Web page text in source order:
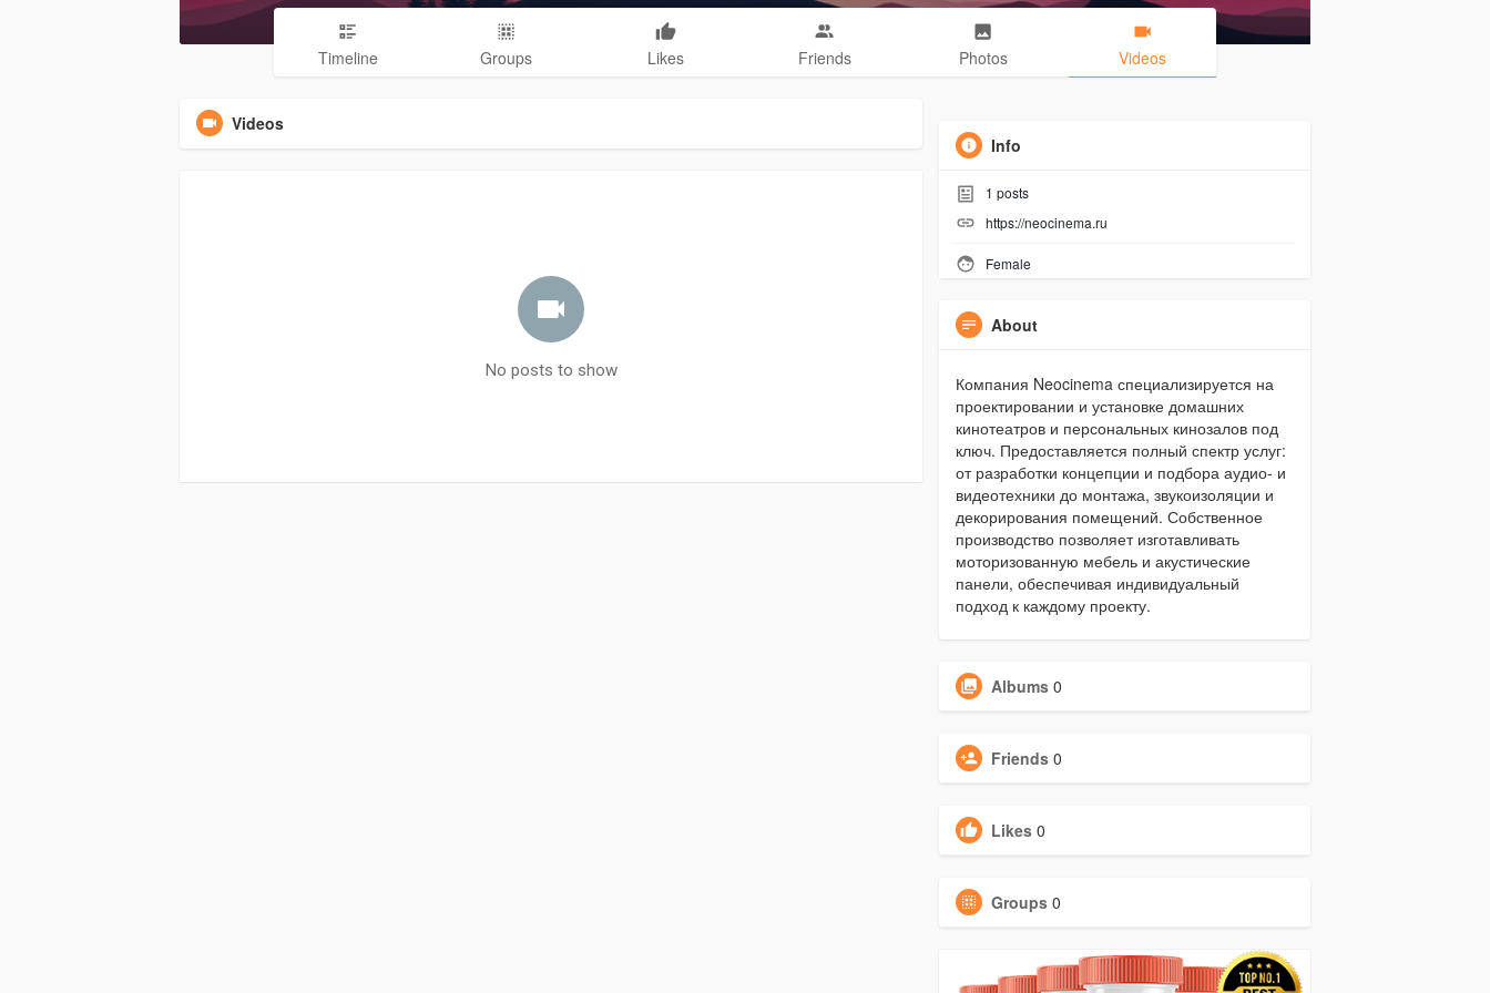
Timeline Groups Likes Friends Photos Videos
Videos
No posts to show
Info
1 posts
https://neocinema.ru
Female
About
Компания Neocinema специализируется на
проектировании и установке домашних
кинотеатров и персональных кинозалов под
ключ. Предоставляется полный спектр услуг:
от разработки концепции и подбора аудио- и
видеотехники до монтажа, звукоизоляции и
декорирования помещений. Собственное
производство позволяет изготавливать
моторизованную мебель и акустические
панели, обеспечивая индивидуальный
подход к каждому проекту.
Albums 0
Friends 0
Likes 0
Groups 0